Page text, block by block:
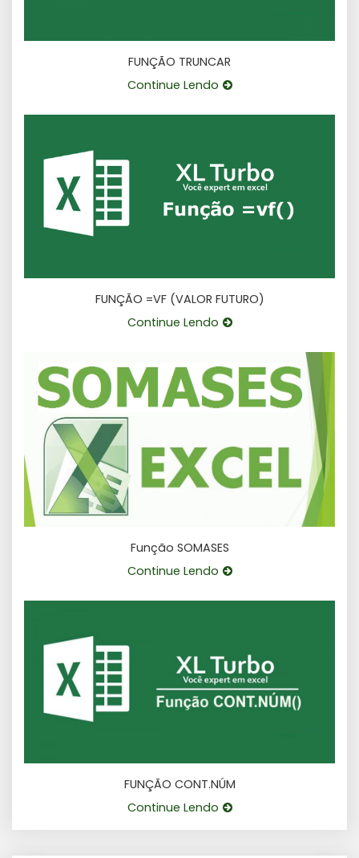
FUNÇÃO TRUNCAR
Continue Lendo
FUNÇÃO =VF (VALOR FUTURO)
Continue Lendo
Função SOMASES
Continue Lendo
FUNÇÃO CONT.NÚM
Continue Lendo